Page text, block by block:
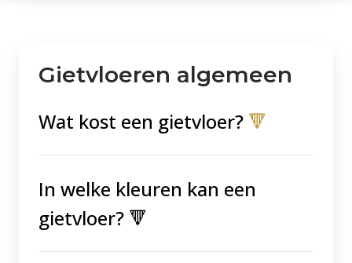
Gietvloeren algemeen
Wat kost een gietvloer? 🔻
In welke kleuren kan een
gietvloer? 🔻